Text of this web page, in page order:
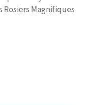
Rosiers Magnifiques